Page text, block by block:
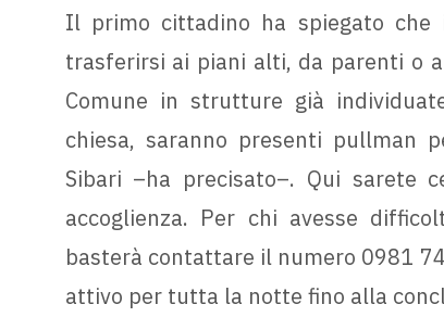
Il primo cittadino ha spiegato
trasferirsi ai piani alti, da parenti o
Comune in strutture già
chiesa, saranno presenti pullman
Sibari –ha precisato–. Qui sarete
accoglienza. Per chi avesse
basterà contattare il numero 0981
attivo per tutta la notte fino alla